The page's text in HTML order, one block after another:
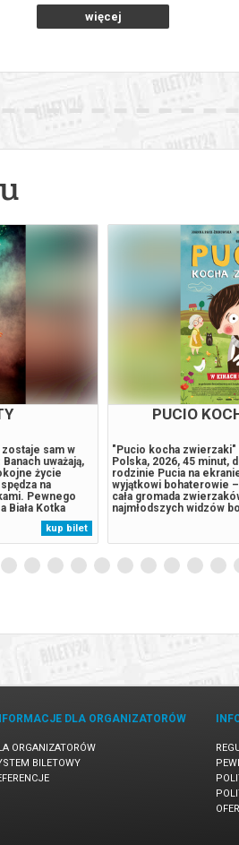
więcej
sam w
uważają,
życie
na
Pewnego
Biała Kotka
się, że ciemne
tajemnic — w
trwa...
kup bilet
PUCIO
"Pucio kocha zwierzaki"
Polska, 2026, 45 minut,
rodzinie Pucia na
wyjątkowi bohaterowie
cała gromada
najmłodszych widzów
zabraknie przygód.
dziadków na wsi
a w trakcie spaceru w
DLA ORGANIZATORÓW
ORGANIZATORÓW
BILETOWY